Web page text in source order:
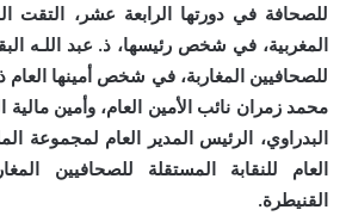
للصحافة في دورتها الرابعة عشر، التقت
المغربية، في شخص رئيسها، ذ. عبد اللـه
للصحافيين المغاربة، في شخص أمينها العام
محمد زمران نائب الأمين العام، وأمين مالية
البدراوي، الرئيس المدير العام لمجموعة
العام للنقابة المستقلة للصحافيين
القنيطرة.